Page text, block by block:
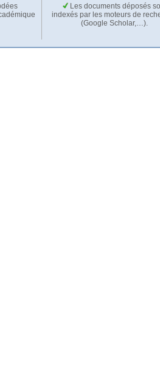
Les documents déposés
indexés par les moteurs de
(Google Scholar,…).